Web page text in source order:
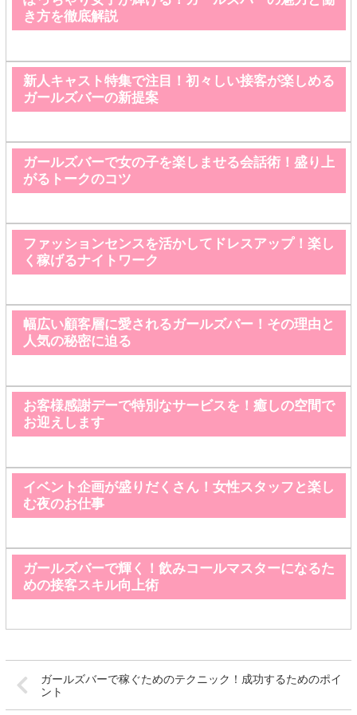
き方を徹底解説
新人キャスト特集で注目！初々しい接客が楽しめる
ガールズバーの新提案
ガールズバーで女の子を楽しませる会話術！盛り上
がるトークのコツ
ファッションセンスを活かしてドレスアップ！楽し
く稼げるナイトワーク
幅広い顧客層に愛されるガールズバー！その理由と
人気の秘密に迫る
お客様感謝デーで特別なサービスを！癒しの空間で
お迎えします
イベント企画が盛りだくさん！女性スタッフと楽し
む夜のお仕事
ガールズバーで輝く！飲みコールマスターになるた
めの接客スキル向上術
ガールズバーで稼ぐためのテクニック！成功するためのポイ
ント